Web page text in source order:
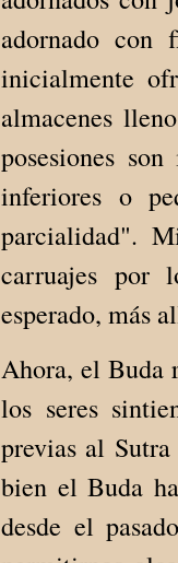
adornado
inicialmente
almacenes
posesiones
inferiores o
parcialidad".
carruajes por
esperado, más
Ahora, el Buda
los seres
previas al
bien el Buda
desde el